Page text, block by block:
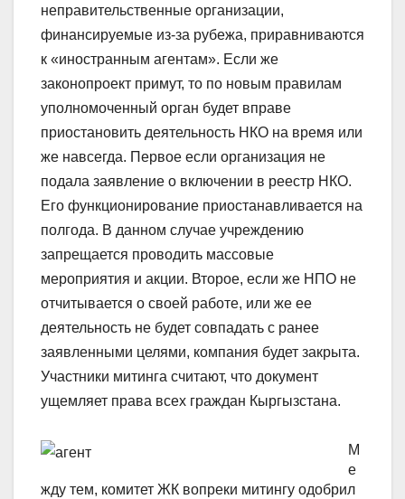
неправительственные организации,
финансируемые из-за рубежа, приравниваются
к «иностранным агентам». Если же
законопроект примут, то по новым правилам
уполномоченный орган будет вправе
приостановить деятельность НКО на время или
же навсегда. Первое если организация не
подала заявление о включении в реестр НКО.
Его функционирование приостанавливается на
полгода. В данном случае учреждению
запрещается проводить массовые
мероприятия и акции. Второе, если же НПО не
отчитывается о своей работе, или же ее
деятельность не будет совпадать с ранее
заявленными целями, компания будет закрыта.
Участники митинга считают, что документ
ущемляет права всех граждан Кыргызстана.
М
е
жду тем, комитет ЖК вопреки митингу одобрил